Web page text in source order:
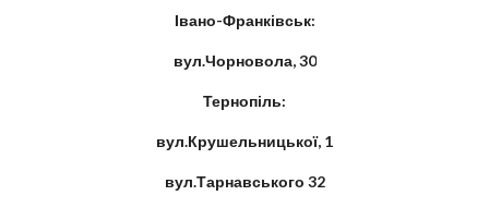
Івано-Франківськ:
вул.Чорновола, 30
Тернопіль:
вул.Крушельницької, 1
вул.Тарнавського 32